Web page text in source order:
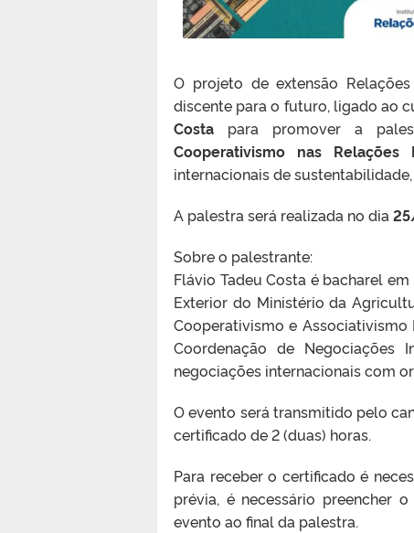
O projeto de extensão
discente para o futuro, ligado ao
Costa para promover a
Cooperativismo nas Relações
internacionais de
A palestra será realizada no dia
Sobre o palestrante:
Flávio Tadeu Costa é bacharel
Exterior do Ministério da
Cooperativismo e
Coordenação de Negociações
negociações internacionais com
O evento será transmitido pelo
certificado de 2 (duas) horas.
Para receber o certificado é
prévia, é necessário preencher
evento ao final da palestra.